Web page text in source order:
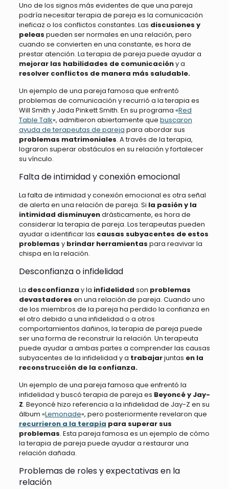
Uno de los signos más evidentes de que una pareja
podría necesitar terapia de pareja es la comunicación
ineficaz o los conflictos constantes. Las discusiones y
peleas pueden ser normales en una relación, pero
cuando se convierten en una constante, es hora de
prestar atención. La terapia de pareja puede ayudar a
mejorar las habilidades de comunicacióny a
resolver conflictos de manera más saludable.
Un ejemplo de una pareja famosa que enfrentó
problemas de comunicación y recurrió a la terapia es
Will Smith y Jada Pinkett Smith. En su programa «Red
Table Talk«, admitieron abiertamente que buscaron
ayuda de terapeutas de pareja para abordar sus
problemas matrimoniales. A través de la terapia,
lograron superar obstáculos en su relación y fortalecer
su vínculo.
Falta de intimidad y conexión emocional
La falta de intimidad y conexión emocional es otra señal
de alerta en una relación de pareja. Si la pasión y la
intimidad disminuyendrásticamente, es hora de
considerar la terapia de pareja. Los terapeutas pueden
ayudar a identificar las causas subyacentes de estos
problemas y brindar herramientas para reavivar la
chispa en la relación.
Desconfianza o infidelidad
La desconfianza y la infidelidad son problemas
devastadores en una relación de pareja. Cuando uno
de los miembros de la pareja ha perdido la confianza en
el otro debido a una infidelidad o a otros
comportamientos dañinos, la terapia de pareja puede
ser una forma de reconstruir la relación. Un terapeuta
puede ayudar a ambas partes a comprender las causas
subyacentes de la infidelidad y a trabajarjuntas en la
reconstrucción de la confianza.
Un ejemplo de una pareja famosa que enfrentó la
infidelidad y buscó terapia de pareja es Beyoncé y Jay-
Z. Beyoncé hizo referencia a la infidelidad de Jay-Z en su
álbum «Lemonade«, pero posteriormente revelaron que
recurrieron a la terapia para superar sus
problemas. Esta pareja famosa es un ejemplo de cómo
la terapia de pareja puede ayudar a restaurar una
relación dañada.
Problemas de roles y expectativas en la
relación